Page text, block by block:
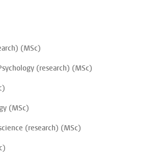
(MSc)
(research) (MSc)
(MSc)
(research) (MSc)